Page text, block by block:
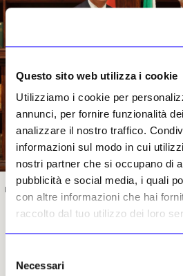
Questo sito web utilizza i cookie
Utilizziamo i cookie per
annunci, per fornire funzionalità
analizzare il nostro traffico.
informazioni sul modo in cui
nostri partner che si occupano di
pubblicità e social media, i quali
con altre informazioni che hai
raccolto dal tuo utilizzo dei loro
delNecessari
Il ministro Alessandro Giuli e il ministro della
Samantha De Martin, 12